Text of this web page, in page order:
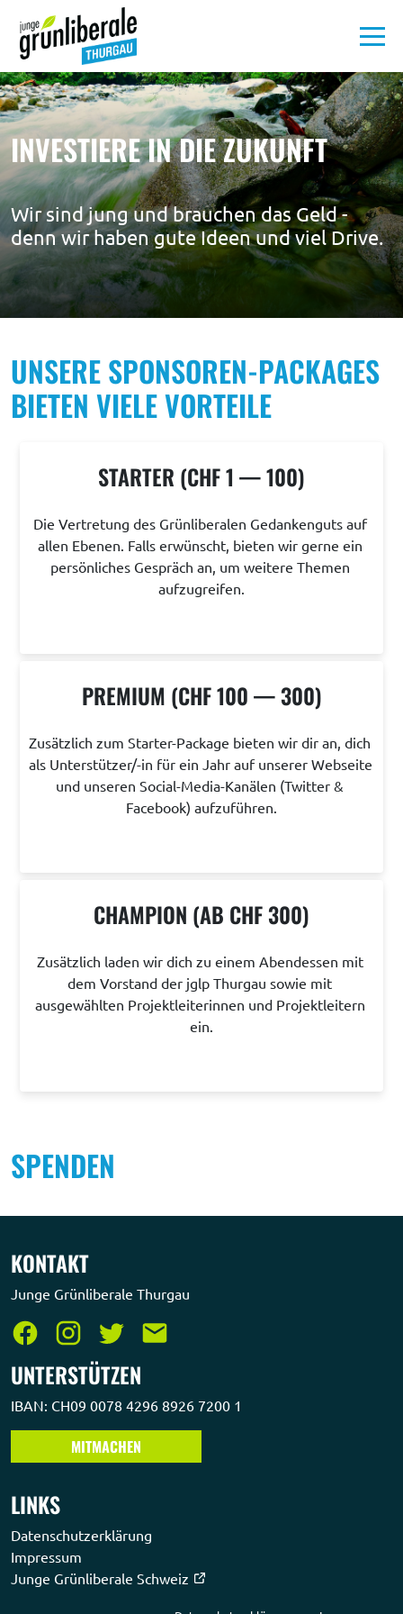
Aktuelles
Unsere
Politik
Über
uns
Medien
MITMACHEN
INVESTIERE IN DIE ZUKUNFT
Wir sind jung und brauchen das Geld -
denn wir haben gute Ideen und viel Drive.
UNSERE SPONSOREN-PACKAGES
BIETEN VIELE VORTEILE
STARTER (CHF 1 — 100)
Die Vertretung des Grünliberalen Gedankenguts auf
allen Ebenen. Falls erwünscht, bieten wir gerne ein
persönliches Gespräch an, um weitere Themen
aufzugreifen.
PREMIUM (CHF 100 — 300)
Zusätzlich zum Starter-Package bieten wir dir an, dich
als Unterstützer/-in für ein Jahr auf unserer Webseite
und unseren Social-Media-Kanälen (Twitter &
Facebook) aufzuführen.
CHAMPION (AB CHF 300)
Zusätzlich laden wir dich zu einem Abendessen mit
dem Vorstand der jglp Thurgau sowie mit
ausgewählten Projektleiterinnen und Projektleitern
ein.
SPENDEN
KONTAKT
Junge Grünliberale Thurgau
UNTERSTÜTZEN
IBAN: CH09 0078 4296 8926 7200 1
MITMACHEN
LINKS
Datenschutzerklärung
Impressum
Junge Grünliberale Schweiz